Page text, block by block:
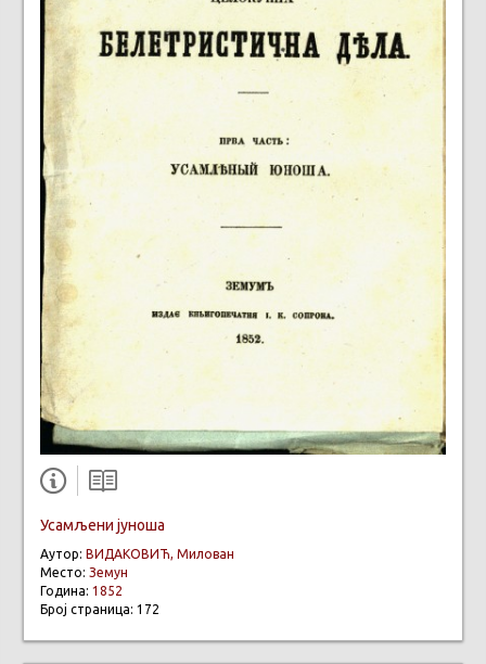
Усамљени јуноша
Аутор: ВИДАКОВИЋ, Милован
Место: Земун
Година: 1852
Број страница: 172